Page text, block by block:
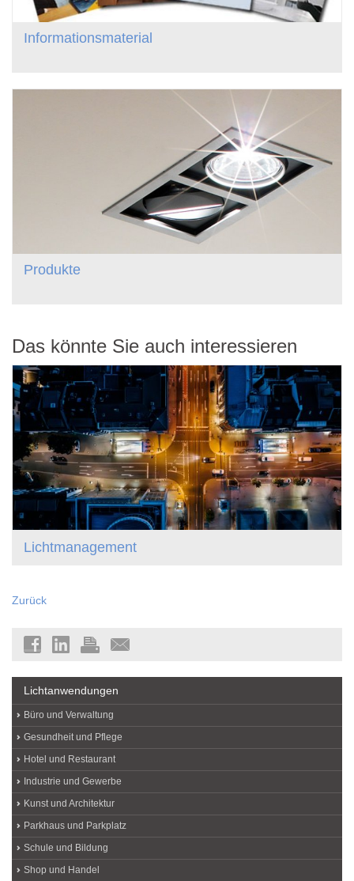
Informationsmaterial
Produkte
Das könnte Sie auch interessieren
Lichtmanagement
Zurück
Lichtanwendungen
Büro und Verwaltung
Gesundheit und Pflege
Hotel und Restaurant
Industrie und Gewerbe
Kunst und Architektur
Parkhaus und Parkplatz
Schule und Bildung
Shop und Handel